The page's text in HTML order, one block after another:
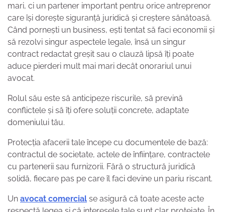
mari, ci un partener important pentru orice antreprenor
care își dorește siguranță juridică și creștere sănătoasă.
Când pornești un business, ești tentat să faci economii și
să rezolvi singur aspectele legale, însă un singur
contract redactat greșit sau o clauză lipsă îți poate
aduce pierderi mult mai mari decât onorariul unui
avocat.
Rolul său este să anticipeze riscurile, să prevină
conflictele și să îți ofere soluții concrete, adaptate
domeniului tău.
Protecția afacerii tale începe cu documentele de bază:
contractul de societate, actele de înființare, contractele
cu partenerii sau furnizorii. Fără o structură juridică
solidă, fiecare pas pe care îl faci devine un pariu riscant.
Un avocat comercial se asigură că toate aceste acte